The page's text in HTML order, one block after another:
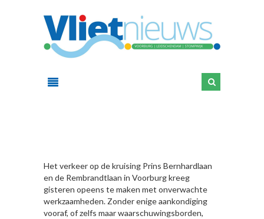
Het verkeer op de kruising Prins Bernhardlaan
en de Rembrandtlaan in Voorburg kreeg
gisteren opeens te maken met onverwachte
werkzaamheden. Zonder enige aankondiging
vooraf, of zelfs maar waarschuwingsborden,